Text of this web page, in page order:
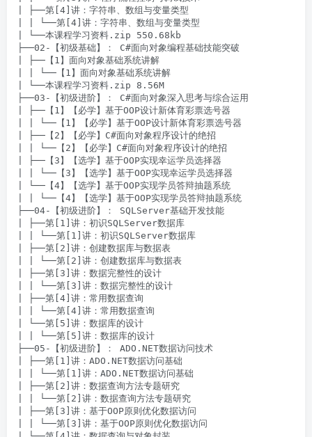
| ├──第[4]讲：字符串、数组与变量类型
| | └──第[4]讲：字符串、数组与变量类型
| └──本课程学习资料.zip 550.68kb
├──02-【初级基础】： C#面向对象编程基础技能突破
| ├──【1】面向对象基础系统讲解
| | └──【1】面向对象基础系统讲解
| └──本课程学习资料.zip 8.56M
├──03-【初级进阶】： C#面向对象深入思考与综合运用
| ├──【1】【必学】基于OOP设计新体育彩票选号器
| | └──【1】【必学】基于OOP设计新体育彩票选号器
| ├──【2】【必学】C#面向对象程序设计的绝招
| | └──【2】【必学】C#面向对象程序设计的绝招
| ├──【3】【选学】基于OOP实现幸运学员选择器
| | └──【3】【选学】基于OOP实现幸运学员选择器
| └──【4】【选学】基于OOP实现学员答辩抽题系统
| | └──【4】【选学】基于OOP实现学员答辩抽题系统
├──04-【初级进阶】： SQLServer基础开发技能
| ├──第[1]讲：初识SQLServer数据库
| | └──第[1]讲：初识SQLServer数据库
| ├──第[2]讲：创建数据库与数据表
| | └──第[2]讲：创建数据库与数据表
| ├──第[3]讲：数据完整性的设计
| | └──第[3]讲：数据完整性的设计
| ├──第[4]讲：常用数据查询
| | └──第[4]讲：常用数据查询
| └──第[5]讲：数据库的设计
| | └──第[5]讲：数据库的设计
├──05-【初级进阶】： ADO.NET数据访问技术
| ├──第[1]讲：ADO.NET数据访问基础
| | └──第[1]讲：ADO.NET数据访问基础
| ├──第[2]讲：数据查询方法专题研究
| | └──第[2]讲：数据查询方法专题研究
| ├──第[3]讲：基于OOP原则优化数据访问
| | └──第[3]讲：基于OOP原则优化数据访问